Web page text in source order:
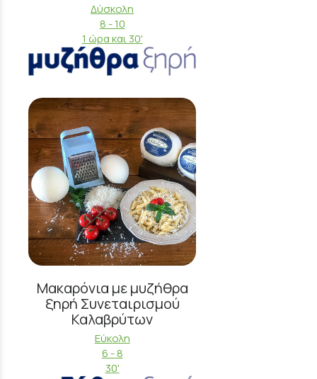
Δύσκολη
8 - 10
1 ώρα και 30'
Μακαρόνια με μυζήθρα
ξηρή Συνεταιρισμού
Καλαβρύτων
Εύκολη
6 - 8
30'